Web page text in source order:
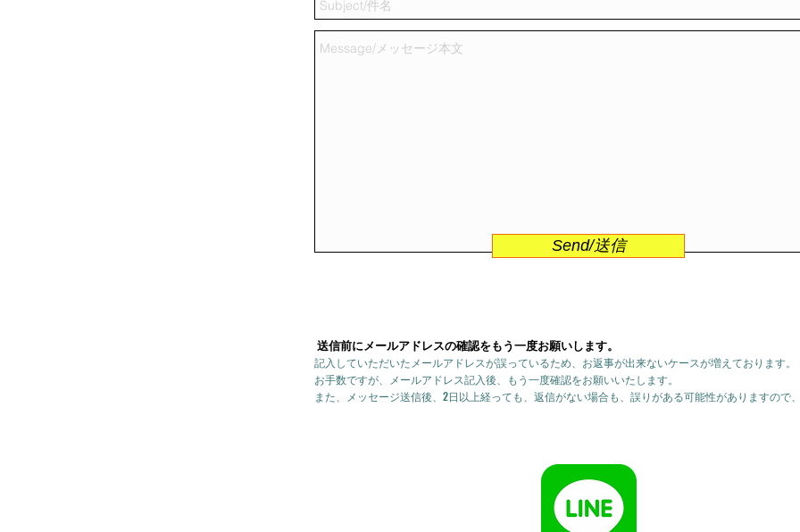
Send/送信
送信前にメールアドレスの確認をもう一度お願いします。
記入していただいたメールアドレスが誤っているため、お返事が出来ないケースが増えております。
お手数ですが、メールアドレス記入後、もう一度確認をお願いいたします。
また、メッセージ送信後、2日以上経っても、返信がない場合も、誤りがある可能性がありますので